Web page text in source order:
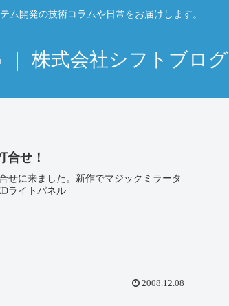
ム開発の技術コラムや日常をお届けします。
｜ 株式会社シフトブログ
合せ！
せに来ました。新作でマジックミラータ
ライトパネル
2008.12.08